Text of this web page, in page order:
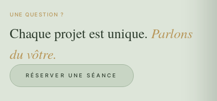
UNE QUESTION ?
Chaque projet est unique. Parlons
du vôtre.
RÉSERVER UNE SÉANCE